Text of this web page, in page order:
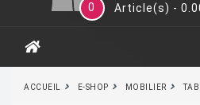
0
Article(s) -
ACCUEIL E-SHOP MOBILIER